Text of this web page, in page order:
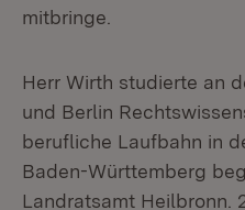
mitbringe.
Herr Wirth studierte an
und Berlin
berufliche Laufbahn in
Baden-Württemberg
Landratsamt Heilbronn.